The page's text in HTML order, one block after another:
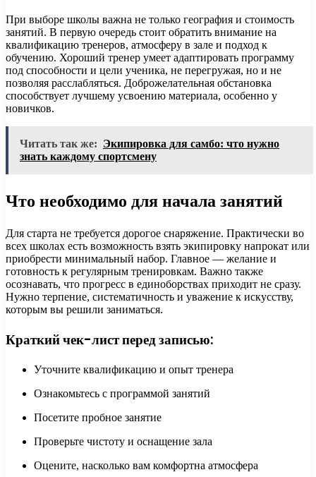
При выборе школы важна не только география и стоимость
занятий. В первую очередь стоит обратить внимание на
квалификацию тренеров, атмосферу в зале и подход к
обучению. Хороший тренер умеет адаптировать программу
под способности и цели ученика, не перегружая, но и не
позволяя расслабляться. Доброжелательная обстановка
способствует лучшему усвоению материала, особенно у
новичков.
Читать так же: Экипировка для самбо: что нужно
знать каждому спортсмену
Что необходимо для начала занятий
Для старта не требуется дорогое снаряжение. Практически во
всех школах есть возможность взять экипировку напрокат или
приобрести минимальный набор. Главное — желание и
готовность к регулярным тренировкам. Важно также
осознавать, что прогресс в единоборствах приходит не сразу.
Нужно терпение, систематичность и уважение к искусству,
которым вы решили заниматься.
Краткий чек-лист перед записью:
Уточните квалификацию и опыт тренера
Ознакомьтесь с программой занятий
Посетите пробное занятие
Проверьте чистоту и оснащение зала
Оцените, насколько вам комфортна атмосфера